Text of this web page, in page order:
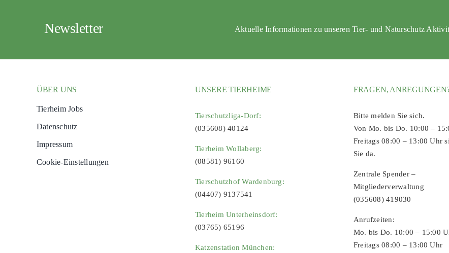
Newsletter Aktuelle Informationen zu unseren Tier- und Naturschutz
ÜBER UNS
Tierheim Jobs
Datenschutz
Impressum
Cookie-Einstellungen
UNSERE TIERHEIME
Tierschutzliga-Dorf:
(035608) 40124
Tierheim Wollaberg:
(08581) 96160
Tierschutzhof Wardenburg:
(04407) 9137541
Tierheim Unterheinsdorf:
(03765) 65196
Katzenstation München:
FRAGEN,
Bitte melden Sie sich.
Von Mo. bis Do. 10:00 –
Freitags 08:00 – 13:00 Uhr
Sie da.
Zentrale Spender –
Mitgliederverwaltung
(035608) 419030
Anrufzeiten:
Mo. bis Do. 10:00 – 15:00
Freitags 08:00 – 13:00 Uhr